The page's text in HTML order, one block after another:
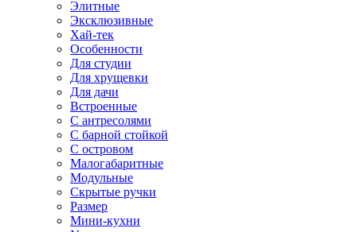
Элитные
Эксклюзивные
Хай-тек
Особенности
Для студии
Для хрущевки
Для дачи
Встроенные
С антресолями
С барной стойкой
С островом
Малогабаритные
Модульные
Скрытые ручки
Размер
Мини-кухни